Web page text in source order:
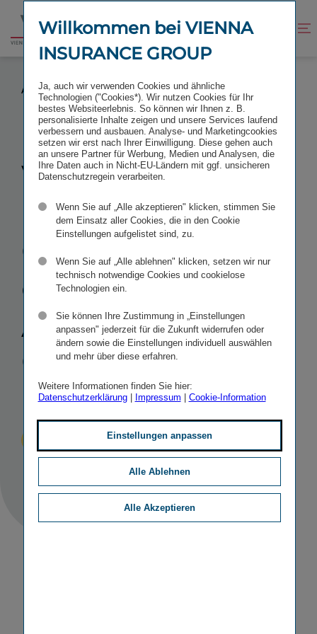
Inhalt
springen
Fußzeile
springen
Zur
Startseite
Kontrast
VIENNA INSURANCE GROUP GRÜNDET
ASSISTANCE-GESELLSCHAFT IN SERBIEN
Vienna
Insurance
Group
gründet
Assistance-​
Gesellschaft
in Serbien
Veröffentlicht STICHWORTE
SONSTIGE
Willkommen bei VIENNA
INSURANCE GROUP
Ja, auch wir verwenden Cookies und ähnliche
Technologien ("Cookies*). Wir nutzen Cookies für Ihr
bestes Websiteerlebnis. So können wir Ihnen z. B.
personalisierte Inhalte zeigen und unsere Services laufend
verbessern und ausbauen. Analyse- und Marketingcookies
setzen wir erst nach Ihrer Einwilligung. Diese gehen auch
an unsere Partner für Werbung, Medien und Analysen, die
Ihre Daten auch in Nicht-EU-Ländern mit ggf. unsicheren
Datenschutzregein verarbeiten.
Wenn Sie auf „Alle akzeptieren" klicken, stimmen Sie
dem Einsatz aller Cookies, die in den Cookie
Einstellungen aufgelistet sind, zu.
Wenn Sie auf „Alle ablehnen" klicken, setzen wir nur
technisch notwendige Cookies und cookielose
Technologien ein.
Sie können Ihre Zustimmung in „Einstellungen
anpassen" jederzeit für die Zukunft widerrufen oder
ändern sowie die Einstellungen individuell auswählen
und mehr über diese erfahren.
Weitere Informationen finden Sie hier:
Datenschutzerklärung| Impressum Cookie-Information
Einstellungen anpassen
Alle Ablehnen
Alle Akzeptieren